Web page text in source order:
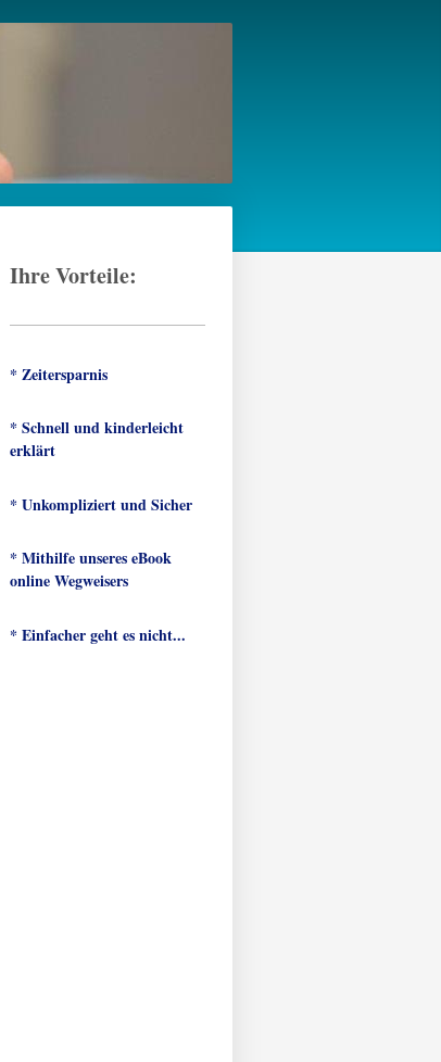
Ihre Vorteile:
* Zeitersparnis
* Schnell und kinderleicht
erklärt
* Unkompliziert und Sicher
* Mithilfe unseres eBook
online Wegweisers
* Einfacher geht es nicht...